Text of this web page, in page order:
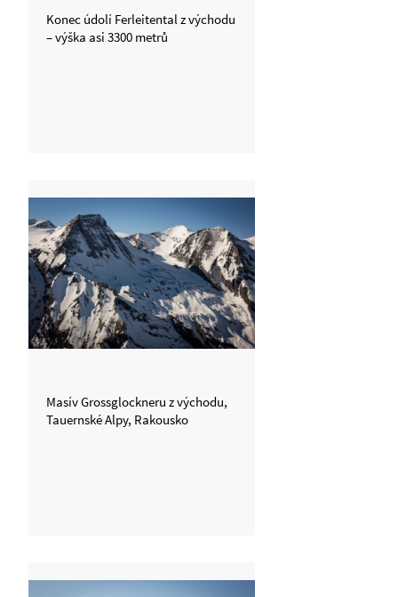
Konec údolí Ferleitental z východu
– výška asi 3300 metrů
Masív Grossglockneru z východu,
Tauernské Alpy, Rakousko